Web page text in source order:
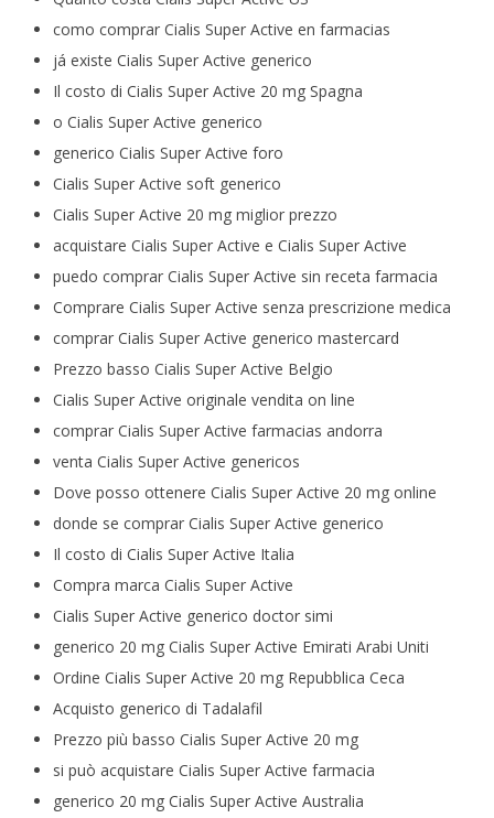
como comprar Cialis Super Active en farmacias
já existe Cialis Super Active generico
Il costo di Cialis Super Active 20 mg Spagna
o Cialis Super Active generico
generico Cialis Super Active foro
Cialis Super Active soft generico
Cialis Super Active 20 mg miglior prezzo
acquistare Cialis Super Active e Cialis Super Active
puedo comprar Cialis Super Active sin receta farmacia
Comprare Cialis Super Active senza prescrizione medica
comprar Cialis Super Active generico mastercard
Prezzo basso Cialis Super Active Belgio
Cialis Super Active originale vendita on line
comprar Cialis Super Active farmacias andorra
venta Cialis Super Active genericos
Dove posso ottenere Cialis Super Active 20 mg online
donde se comprar Cialis Super Active generico
Il costo di Cialis Super Active Italia
Compra marca Cialis Super Active
Cialis Super Active generico doctor simi
generico 20 mg Cialis Super Active Emirati Arabi Uniti
Ordine Cialis Super Active 20 mg Repubblica Ceca
Acquisto generico di Tadalafil
Prezzo più basso Cialis Super Active 20 mg
si può acquistare Cialis Super Active farmacia
generico 20 mg Cialis Super Active Australia